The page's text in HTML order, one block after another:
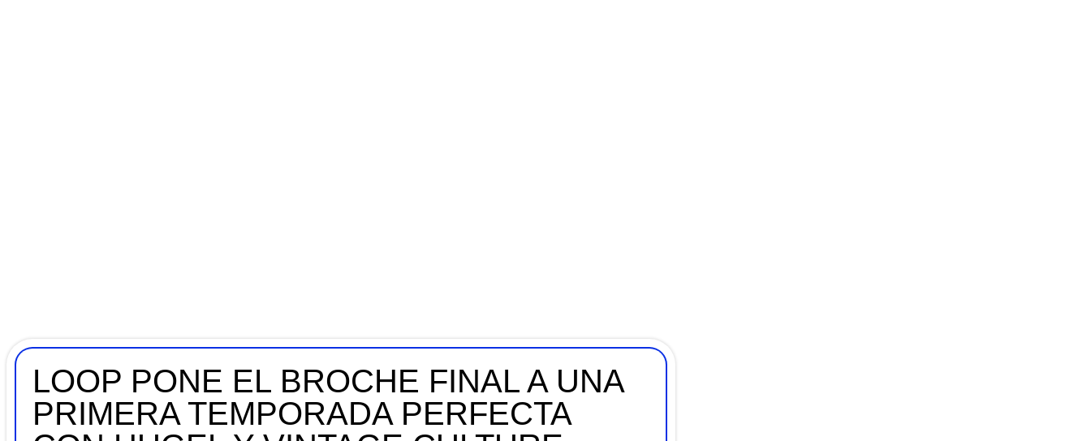
LOOP PONE EL BROCHE FINAL A UNA
PRIMERA TEMPORADA PERFECTA